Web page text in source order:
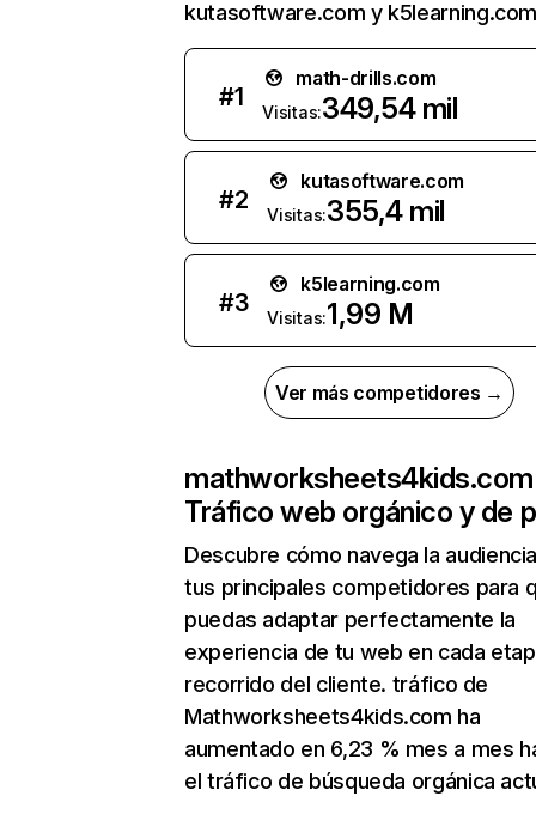
kutasoftware.com y
#1
math-drills.com
Visitas:349,54 mil
#2
kutasoftware.com
Visitas:355,4 mil
#3
k5learning.com
Visitas:1,99 M
Ver más competidores →
mathworksheets4kids.com
Tráfico web orgánico y de
Descubre cómo navega la
tus principales competidores para
puedas adaptar perfectamente la
experiencia de tu web en cada
recorrido del cliente. tráfico de
Mathworksheets4kids.com ha
aumentado en 6,23 % mes a mes
el tráfico de búsqueda orgánica